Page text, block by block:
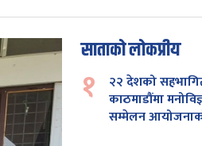
साताको लोकप्रीय
१
२२ देशको
काठमाडौंमा
सम्मेलन